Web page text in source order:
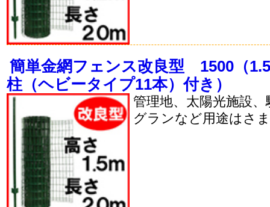
簡単金網フェンス改良型 1500（
柱（ヘビータイプ11本）付き）
管理地、太陽光施設
グランなど用途はさ